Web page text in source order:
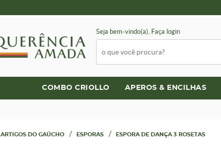
Seja bem-vindo(a), Faça login
COMBO CRIOLLO APEROS & ENCILHAS
ARTIGOS DO GAÚCHO ESPORAS ESPORA DE DANÇA 3 ROSETAS